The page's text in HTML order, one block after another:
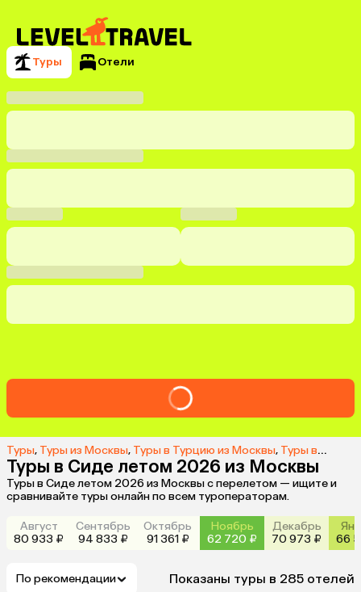
Туры Отели
Туры, Туры из Москвы, Туры в Турцию из Москвы, Туры в Сиде из Москвы
Туры в Сиде летом 2026 из Москвы
Туры в Сиде летом 2026 из Москвы с перелетом — ищите и
сравнивайте туры онлайн по всем туроператорам.
Август
80 933 ₽
Сентябрь
94 833 ₽
Октябрь
91 361 ₽
Ноябрь
62 720 ₽
Декабрь
70 973 ₽
66
По рекомендации Показаны туры в 285 отелей